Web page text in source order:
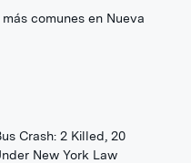
comunes en Nueva
Crash: 2 Killed, 20
New York Law